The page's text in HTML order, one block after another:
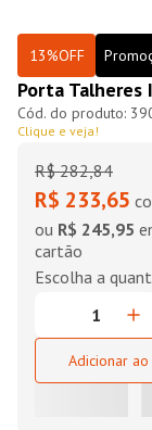
13%OFF
Porta Talheres
Clique e veja!
R$ 282,84
R$ 233,65
ou R$ 245,95
cartão
Adicionar